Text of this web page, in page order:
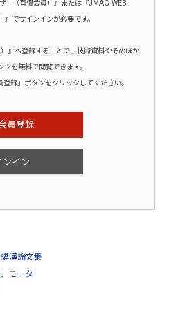
ー（有償会員）』または『JMAG WEB
』でサインインが必要です。
』へ登録することで、技術資料やそのほか
を無料で閲覧できます。
録」ボタンをクリックしてください。
員登録
ンイン
演論文集
、 モータ